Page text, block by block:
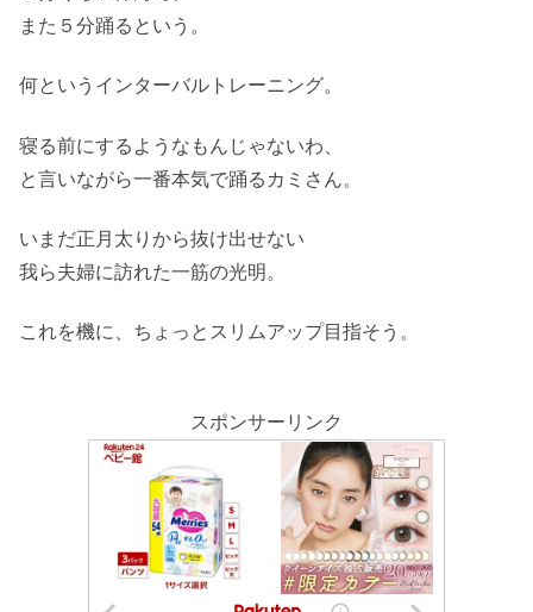
また５分踊るという。
何というインターバルトレーニング。
寝る前にするようなもんじゃないわ、
と言いながら一番本気で踊るカミさん。
いまだ正月太りから抜け出せない
我ら夫婦に訪れた一筋の光明。
これを機に、ちょっとスリムアップ目指そう。
スポンサーリンク